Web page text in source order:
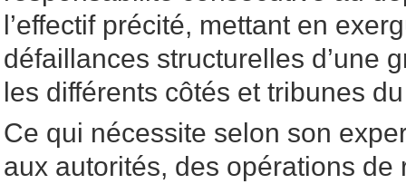
l’effectif précité, mettant en
défaillances structurelles d’une
les différents côtés et tribunes
Ce qui nécessite selon son
aux autorités, des opérations de